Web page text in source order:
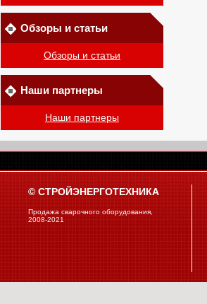
Обзоры и статьи
Обзоры и статьи
Наши партнеры
Наши партнеры
© СТРОЙЭНЕРГОТЕХНИКА
Продажа сварочного оборудования,
2008-2021